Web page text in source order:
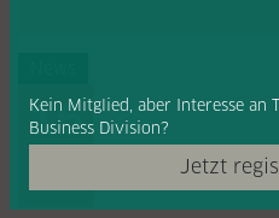
16
2019
Jetzt
Kein Mitglied, aber Interesse an
Business Division?